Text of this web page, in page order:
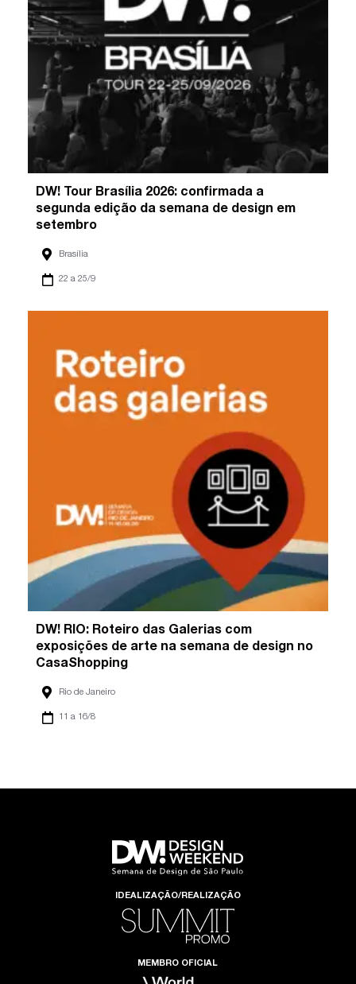
DW! Tour Brasília 2026: confirmada a
segunda edição da semana de design em
setembro
Brasília
22 a 25/9
DW! RIO: Roteiro das Galerias com
exposições de arte na semana de design no
CasaShopping
Rio de Janeiro
11 a 16/8
IDEALIZAÇÃO/REALIZAÇÃO
MEMBRO OFICIAL